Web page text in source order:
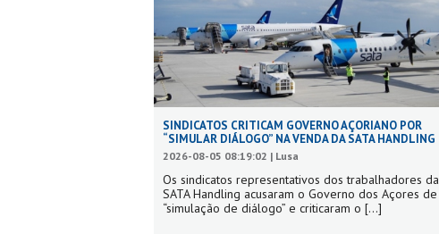
SINDICATOS CRITICAM GOVERNO AÇORIANO POR
“SIMULAR DIÁLOGO” NA VENDA DA SATA HANDLING
2026-08-05 08:19:02 | Lusa
Os sindicatos representativos dos trabalhadores da
SATA Handling acusaram o Governo dos Açores de
“simulação de diálogo” e criticaram o [...]